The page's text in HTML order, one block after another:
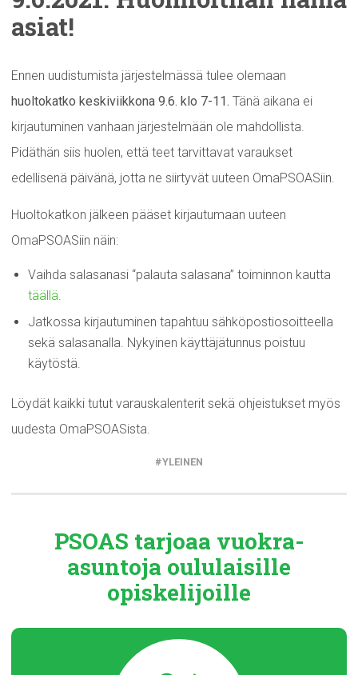
asiat!
Ennen uudistumista järjestelmässä tulee olemaan
huoltokatko keskiviikkona 9.6. klo 7-11. Tänä aikana ei
kirjautuminen vanhaan järjestelmään ole mahdollista.
Pidäthän siis huolen, että teet tarvittavat varaukset
edellisenä päivänä, jotta ne siirtyvät uuteen OmaPSOASiin.
Huoltokatkon jälkeen pääset kirjautumaan uuteen
OmaPSOASiin näin:
Vaihda salasanasi “palauta salasana” toiminnon kautta
täällä.
Jatkossa kirjautuminen tapahtuu sähköpostiosoitteella
sekä salasanalla. Nykyinen käyttäjätunnus poistuu
käytöstä.
Löydät kaikki tutut varauskalenterit sekä ohjeistukset myös
uudesta OmaPSOASista.
YLEINEN
PSOAS tarjoaa vuokra-
asuntoja oululaisille
opiskelijoille